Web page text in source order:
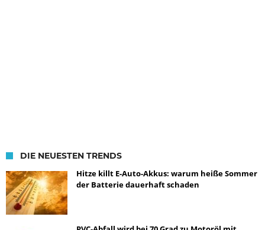
DIE NEUESTEN TRENDS
Hitze killt E-Auto-Akkus: warum heiße Sommer
der Batterie dauerhaft schaden